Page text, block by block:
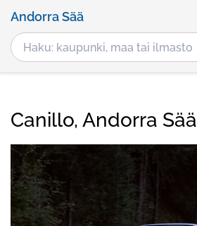
Andorra Sää
Canillo, Andorra Sää